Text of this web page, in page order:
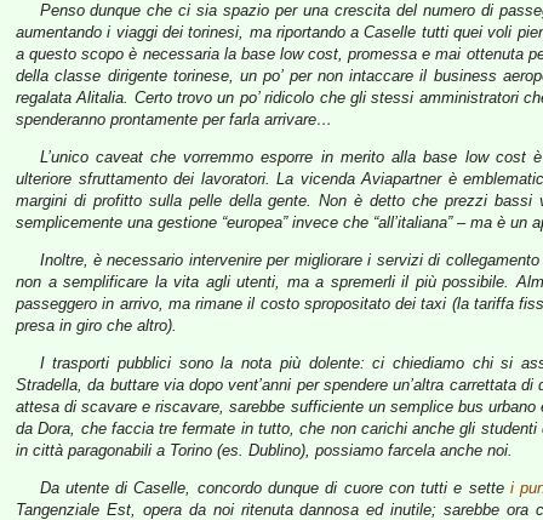
Penso dunque che ci sia spazio per una crescita del numero di
aumentando i viaggi dei torinesi, ma riportando a Caselle tutti quei voli
a questo scopo è necessaria la base low cost, promessa e mai ottenuta
della classe dirigente torinese, un po’ per non intaccare il business
regalata Alitalia. Certo trovo un po’ ridicolo che gli stessi amministratori
spenderanno prontamente per farla arrivare…
L’unico caveat che vorremmo esporre in merito alla base low cost
ulteriore sfruttamento dei lavoratori. La vicenda Aviapartner è
margini di profitto sulla pelle della gente. Non è detto che prezzi
semplicemente una gestione “europea” invece che “all’italiana” – ma è un
Inoltre, è necessario intervenire per migliorare i servizi di
non a semplificare la vita agli utenti, ma a spremerli il più possibile.
passeggero in arrivo, ma rimane il costo spropositato dei taxi (la tariffa
presa in giro che altro).
I trasporti pubblici sono la nota più dolente: ci chiediamo chi si
Stradella, da buttare via dopo vent’anni per spendere un’altra carrettata
attesa di scavare e riscavare, sarebbe sufficiente un semplice bus
da Dora, che faccia tre fermate in tutto, che non carichi anche gli
in città paragonabili a Torino (es. Dublino), possiamo farcela anche noi.
Da utente di Caselle, concordo dunque di cuore con tutti e settei
Tangenziale Est, opera da noi ritenuta dannosa ed inutile; sarebbe